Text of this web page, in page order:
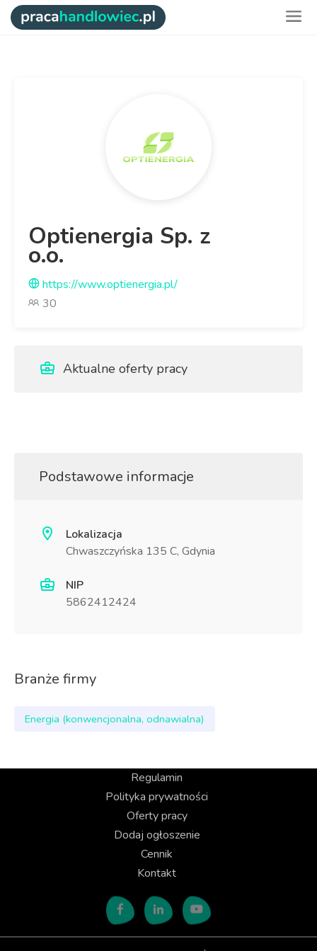
Optienergia Sp. z
o.o.
https://www.optienergia.pl/
30
Aktualne oferty pracy
Podstawowe informacje
Lokalizacja
Chwaszczyńska 135 C, Gdynia
NIP
5862412424
Branże firmy
Energia (konwencjonalna, odnawialna)
Regulamin
Polityka prywatności
Oferty pracy
Dodaj ogłoszenie
Cennik
Kontakt